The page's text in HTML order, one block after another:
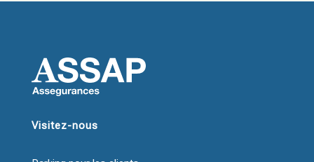
Visitez-nous